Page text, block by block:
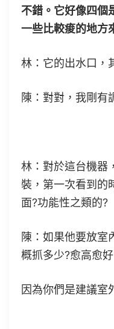
不錯。它好像四個
一些比較痠的地方
林：它的出水口，
陳：對對，我剛有
林：對於這台機器
裝，第一次看到的
面?功能性之類的?
陳：如果他要放室
概抓多少?愈高愈好
因為你們是建議室